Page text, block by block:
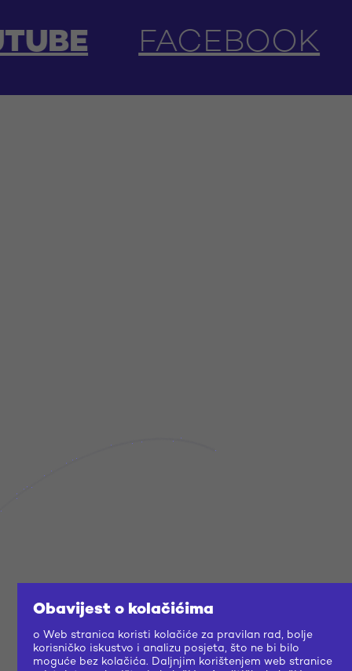
BRIEF
Obavijest o kolačićima
o Web stranica koristi kolačiće za pravilan rad, bolje
korisničko iskustvo i analizu posjeta, što ne bi bilo
moguće bez kolačića. Daljnjim korištenjem web stranice